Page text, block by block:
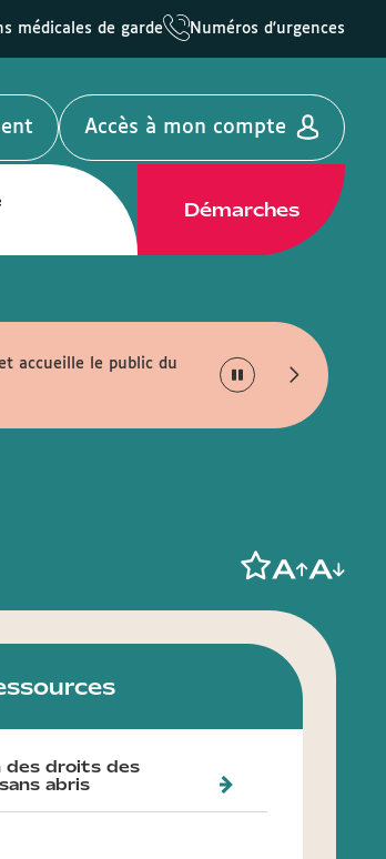
médicales de garde Numéros d'urgences
Accès à mon compte
Démarches
accueille le public du
des droits des
abris